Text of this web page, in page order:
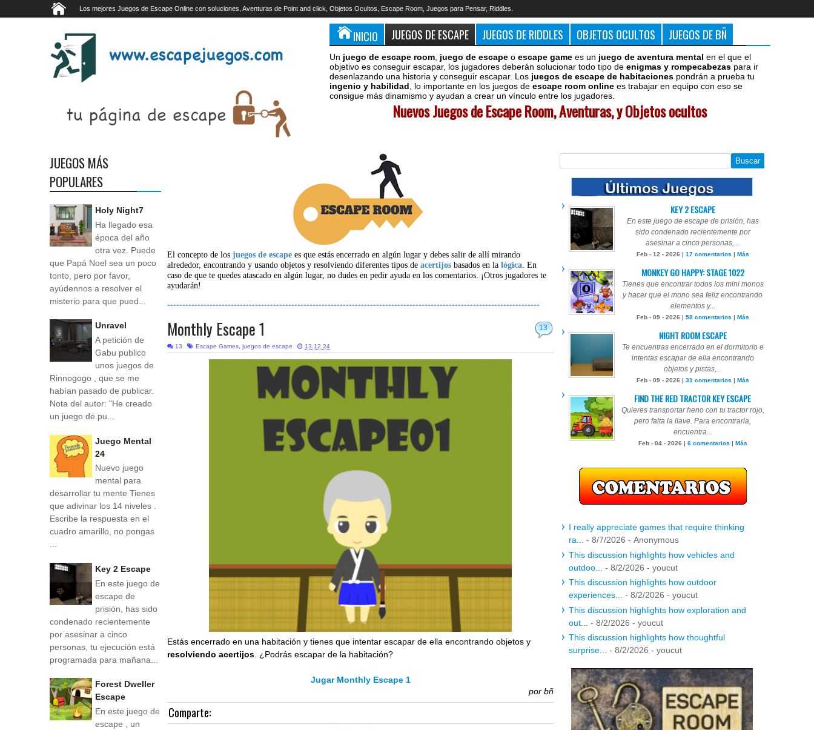
Los mejores Juegos de Escape Online con soluciones, Aventuras de Point and click, Objetos Ocultos, Escape Room, Juegos para Pensar, Riddles.
INICIO JUEGOS DE ESCAPE JUEGOS DE RIDDLES OBJETOS OCULTOS JUEGOS DE BÑ
Un juego de escape room juego de escape o escape game es un juego de aventura mental en el que el
objetivo es conseguir escapar, los jugadores deberán solucionar todo tipo de enigmas y rompecabezas para ir
desenlazando una historia y conseguir escapar. Los juegos de escape de habitaciones pondrán a prueba tu
ingenio y habilidad , lo importante en los juegos de escape room online es trabajar en equipo con eso se
consigue más dinamismo y ayudan a crear un vínculo entre los jugadores.
Nuevos Juegos de Escape Room, Aventuras, y Objetos ocultos
El concepto de losjuegos de escape es que estás encerrado en algún lugar y debes salir de allí mirando
alrededor, encontrando y usando objetos y resolviendo diferentes tipos deacertijos basados en lalógica. En
caso de que te quedes atascado en algún lugar, no dudes en pedir ayuda en los comentarios. ¡Otros jugadores te
ayudarán!
---------------------------------------------------------------------------------------------------------------------------
13
Monthly Escape 1
13 Escape Games juegos de escape 13.12.24
Estás encerrado en una habitación y tienes que intentar escapar de ella encontrando objetos y
resolviendo acertijos . ¿Podrás escapar de la habitación?
Jugar Monthly Escape 1
por bñ
Comparte:
JUEGOS MÁS
POPULARES
Holy Night7
Ha llegado esa
época del año
otra vez. Puede
que Papá Noel sea un poco
tonto, pero por favor,
ayúdennos a resolver el
misterio para que pued...
Unravel
A petición de
Gabu publico
unos juegos de
Rinnogogo , que se me
habían pasado de publicar.
Nota del autor: "He creado
un juego de pu...
Juego Mental
24
Nuevo juego
mental para
desarrollar tu mente Tienes
que adivinar los 14 niveles .
Escribe la respuesta en el
cuadro amarillo, no pongas
...
Key 2 Escape
En este juego de
escape de
prisión, has sido
condenado recientemente
por asesinar a cinco
personas, tu ejecución está
programada para mañana...
Forest Dweller
Escape
En este juego de
escape , un
KEY 2 ESCAPE
En este juego de escape de prisión, has
sido condenado recientemente por
asesinar a cinco personas,...
Feb - 12 - 2026 | 17 comentarios | Más
MONKEY GO HAPPY: STAGE 1022
Tienes que encontrar todos los mini monos
y hacer que el mono sea feliz encontrando
elementos y...
Feb - 09 - 2026 | 58 comentarios | Más
NIGHT ROOM ESCAPE
Te encuentras encerrado en el dormitorio e
intentas escapar de ella encontrando
objetos y pistas,...
Feb - 09 - 2026 | 31 comentarios | Más
FIND THE RED TRACTOR KEY ESCAPE
Quieres transportar heno con tu tractor rojo,
pero falta la llave. Para encontrarla,
encuentra...
Feb - 04 - 2026 | 6 comentarios | Más
I really appreciate games that require thinking
ra...
- 8/7/2026 - Anonymous
This discussion highlights how vehicles and
outdoo...
- 8/2/2026 - youcut
This discussion highlights how outdoor
experiences...
- 8/2/2026 - youcut
This discussion highlights how exploration and
out...
- 8/2/2026 - youcut
This discussion highlights how thoughtful
surprise...
- 8/2/2026 - youcut